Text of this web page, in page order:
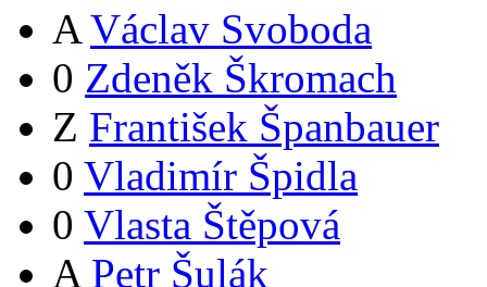
A Václav Svoboda
0 Zdeněk Škromach
Z František Španbauer
0 Vladimír Špidla
0 Vlasta Štěpová
A Petr Šulák